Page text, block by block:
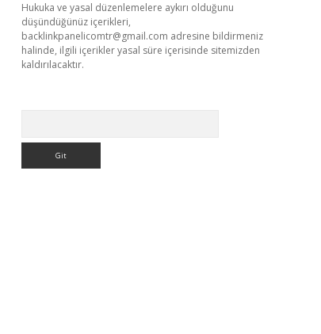
Hukuka ve yasal düzenlemelere aykırı olduğunu
düşündüğünüz içerikleri,
backlinkpanelicomtr@gmail.com adresine bildirmeniz
halinde, ilgili içerikler yasal süre içerisinde sitemizden
kaldırılacaktır.